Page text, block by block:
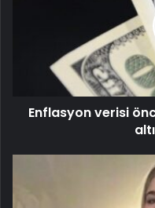
Enflasyon verisi